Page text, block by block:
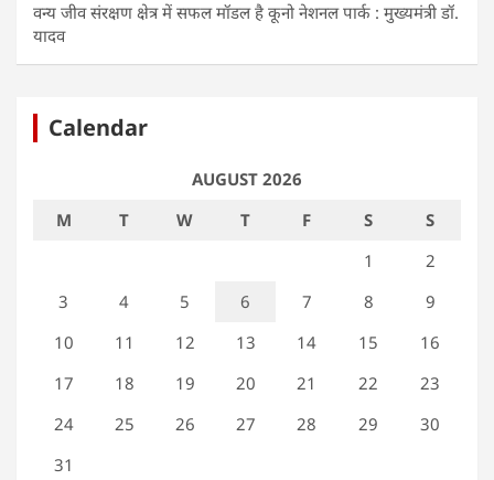
वन्य जीव संरक्षण क्षेत्र में सफल मॉडल है कूनो नेशनल पार्क : मुख्यमंत्री डॉ.
यादव
Calendar
AUGUST 2026
M
T W T F S
S
1
2
3
4 5 6 7 8
9
10
11 12 13 14 15
16
17
18 19 20 21 22
23
24
25 26 27 28 29
30
31